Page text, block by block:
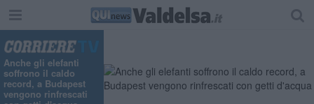
Anche gli elefanti
soffrono il caldo
record, a Budapest
vengono rinfrescati